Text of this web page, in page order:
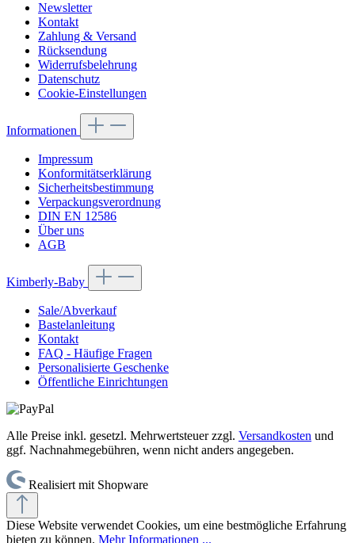
Newsletter
Kontakt
Zahlung & Versand
Rücksendung
Widerrufsbelehrung
Datenschutz
Cookie-Einstellungen
Informationen
Impressum
Konformitätserklärung
Sicherheitsbestimmung
Verpackungsverordnung
DIN EN 12586
Über uns
AGB
Kimberly-Baby
Sale/Abverkauf
Bastelanleitung
Kontakt
FAQ - Häufige Fragen
Personalisierte Geschenke
Öffentliche Einrichtungen
Alle Preise inkl. gesetzl. Mehrwertsteuer zzgl. Versandkosten und
ggf. Nachnahmegebühren, wenn nicht anders angegeben.
Realisiert mit Shopware
Diese Website verwendet Cookies, um eine bestmögliche Erfahrung
bieten zu können. Mehr Informationen ...